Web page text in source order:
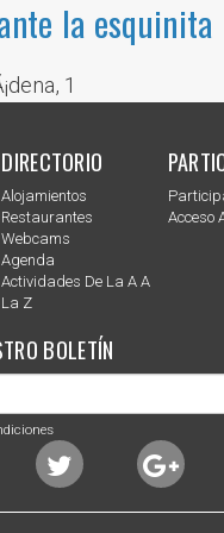
la esquinita
1
DIRECTORIO
Alojamientos
Restaurantes
Webcams
Agenda
Actividades De La A A
La Z
Acceso
BOLETÍN